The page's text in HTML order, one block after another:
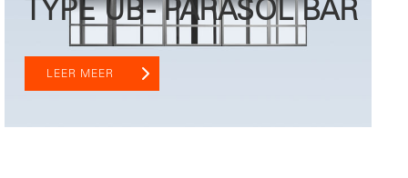
TYPE UB - PARASOL BAR
LEER MEER